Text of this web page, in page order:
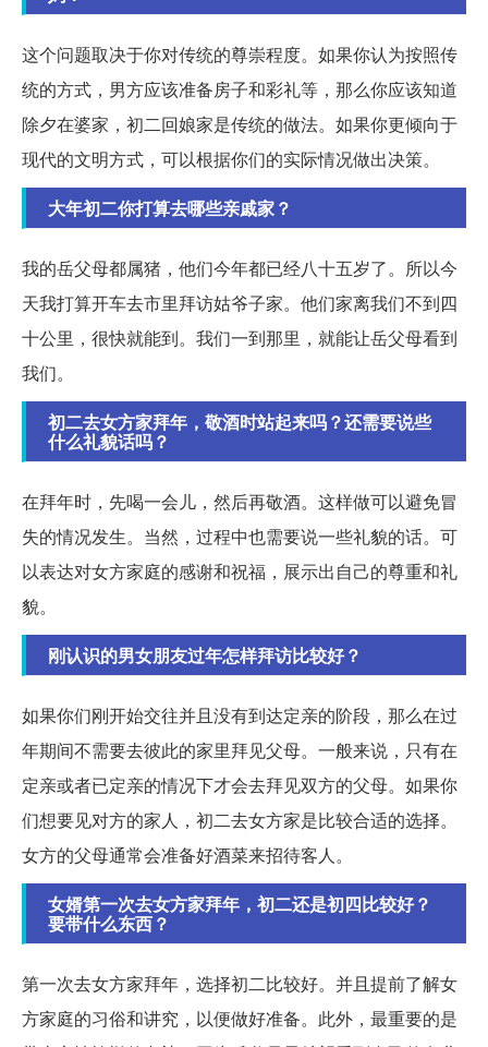
这个问题取决于你对传统的尊崇程度。如果你认为按照传
统的方式，男方应该准备房子和彩礼等，那么你应该知道
除夕在婆家，初二回娘家是传统的做法。如果你更倾向于
现代的文明方式，可以根据你们的实际情况做出决策。
大年初二你打算去哪些亲戚家？
我的岳父母都属猪，他们今年都已经八十五岁了。所以今
天我打算开车去市里拜访姑爷子家。他们家离我们不到四
十公里，很快就能到。我们一到那里，就能让岳父母看到
我们。
初二去女方家拜年，敬酒时站起来吗？还需要说些
什么礼貌话吗？
在拜年时，先喝一会儿，然后再敬酒。这样做可以避免冒
失的情况发生。当然，过程中也需要说一些礼貌的话。可
以表达对女方家庭的感谢和祝福，展示出自己的尊重和礼
貌。
刚认识的男女朋友过年怎样拜访比较好？
如果你们刚开始交往并且没有到达定亲的阶段，那么在过
年期间不需要去彼此的家里拜见父母。一般来说，只有在
定亲或者已定亲的情况下才会去拜见双方的父母。如果你
们想要见对方的家人，初二去女方家是比较合适的选择。
女方的父母通常会准备好酒菜来招待客人。
女婿第一次去女方家拜年，初二还是初四比较好？
要带什么东西？
第一次去女方家拜年，选择初二比较好。并且提前了解女
方家庭的习俗和讲究，以便做好准备。此外，最重要的是